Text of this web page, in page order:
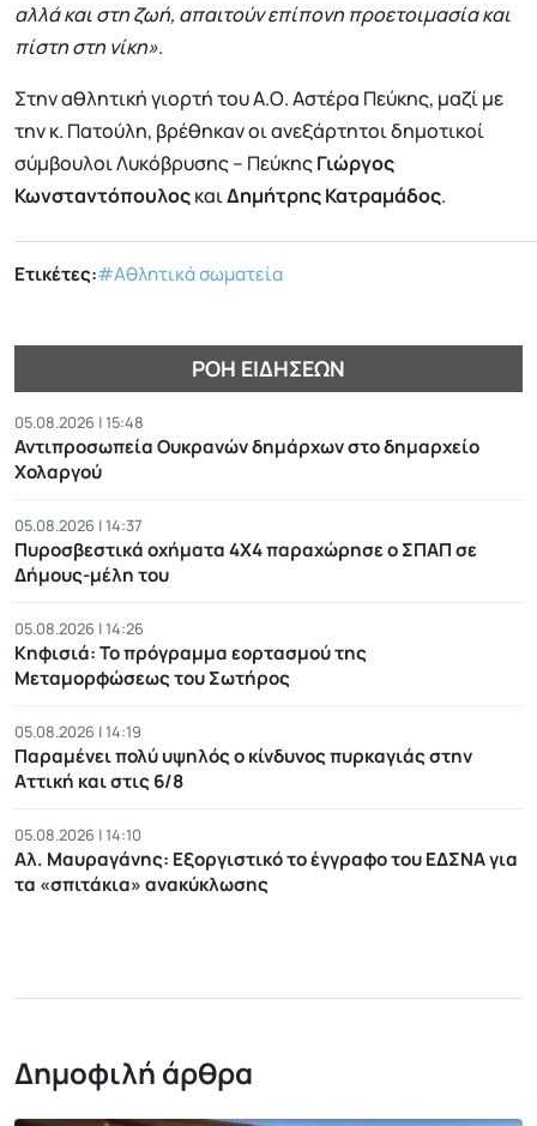
αλλά και στη ζωή, απαιτούν επίπονη προετοιμασία και
πίστη στη νίκη».
Στην αθλητική γιορτή του Α.Ο. Αστέρα Πεύκης, μαζί με
την κ. Πατούλη, βρέθηκαν οι ανεξάρτητοι δημοτικοί
σύμβουλοι Λυκόβρυσης – ΠεύκηςΓιώργος
ΚωνσταντόπουλοςκαιΔημήτρης Κατραμάδος.
Ετικέτες:#Αθλητικά σωματεία
ΡΟΉ ΕΙΔΉΣΕΩΝ
05.08.2026 | 15:48
Αντιπροσωπεία Ουκρανών δημάρχων στο δημαρχείο
Χολαργού
05.08.2026 | 14:37
Πυροσβεστικά οχήματα 4Χ4 παραχώρησε ο ΣΠΑΠ σε
Δήμους-μέλη του
05.08.2026 | 14:26
Κηφισιά: Το πρόγραμμα εορτασμού της
Μεταμορφώσεως του Σωτήρος
05.08.2026 | 14:19
Παραμένει πολύ υψηλός ο κίνδυνος πυρκαγιάς στην
Αττική και στις 6/8
05.08.2026 | 14:10
Αλ. Μαυραγάνης: Εξοργιστικό το έγγραφο του ΕΔΣΝΑ για
τα «σπιτάκια» ανακύκλωσης
Δημοφιλή άρθρα